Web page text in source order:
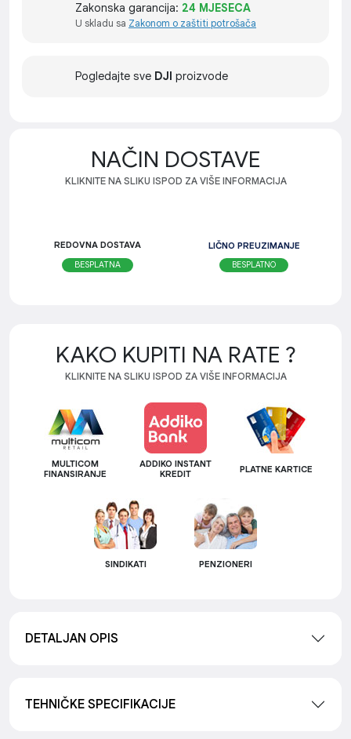
Zakonska garancija: 24 MJESECA
U skladu sa Zakonom o zaštiti potrošača
Pogledajte sve DJI proizvode
NAČIN DOSTAVE
KLIKNITE NA SLIKU ISPOD ZA VIŠE INFORMACIJA
REDOVNA DOSTAVA
BESPLATNA
LIČNO PREUZIMANJE
BESPLATNO
KAKO KUPITI NA RATE ?
KLIKNITE NA SLIKU ISPOD ZA VIŠE INFORMACIJA
MULTICOM
FINANSIRANJE
ADDIKO INSTANT
KREDIT
PLATNE KARTICE
SINDIKATI PENZIONERI
DETALJAN OPIS
TEHNIČKE SPECIFIKACIJE